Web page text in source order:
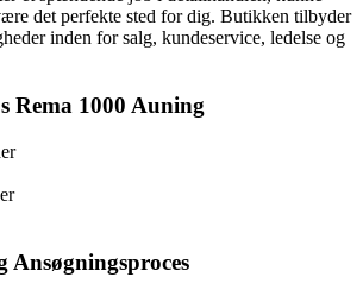
det perfekte sted for dig. Butikken tilbyder
inden for salg, kundeservice, ledelse og
Rema 1000 Auning